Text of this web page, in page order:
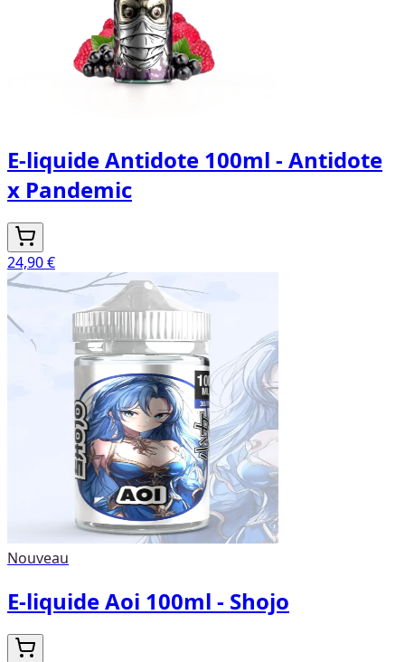
E-liquide Antidote 100ml - Antidote
x Pandemic
24,90 €
Nouveau
E-liquide Aoi 100ml - Shojo